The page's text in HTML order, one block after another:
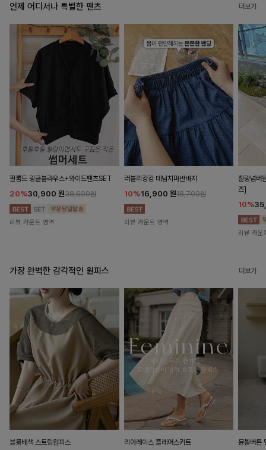
언제 어디서나 특별한 팬츠 더보기
팔롬드 링클블라우스+와이드팬츠SET
20%30,900 원38,600원
리뷰 카운트 영역
러블리캉캉 데님치마반바지
10%16,900 원18,700원
리뷰 카운트 영역
찰랑넘버
즈]
10%
리뷰 카운
가장 완벽한 감각적인 원피스 더보기
블룽배색 스트링원피스 리아레이스 플레어스커트 뮨첼버튼